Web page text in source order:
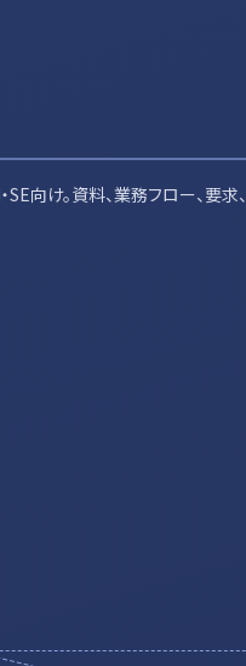
SE向け。資料、業務フロー、要